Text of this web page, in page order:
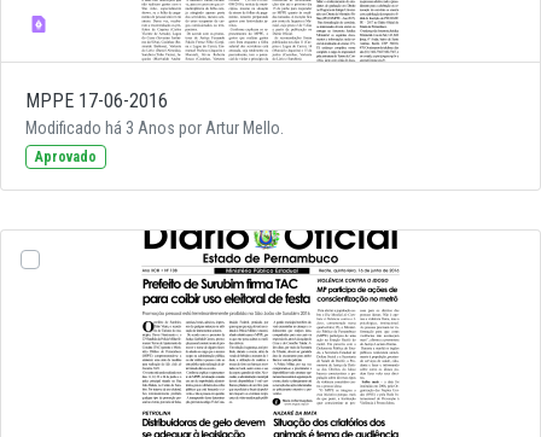
MPPE 17-06-2016
Modificado há 3 Anos por Artur Mello.
Aprovado